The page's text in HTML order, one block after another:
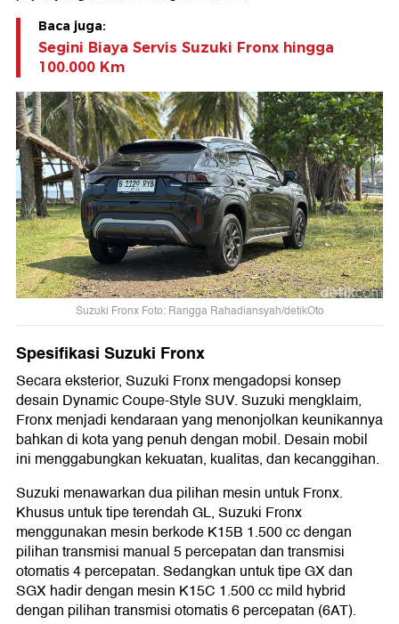
Baca juga:
Segini Biaya Servis Suzuki Fronx hingga
100.000 Km
Suzuki Fronx Foto: Rangga Rahadiansyah/detikOto
Spesifikasi Suzuki Fronx
Secara eksterior, Suzuki Fronx mengadopsi konsep
desain Dynamic Coupe-Style SUV. Suzuki mengklaim,
Fronx menjadi kendaraan yang menonjolkan keunikannya
bahkan di kota yang penuh dengan mobil. Desain mobil
ini menggabungkan kekuatan, kualitas, dan kecanggihan.
Suzuki menawarkan dua pilihan mesin untuk Fronx.
Khusus untuk tipe terendah GL, Suzuki Fronx
menggunakan mesin berkode K15B 1.500 cc dengan
pilihan transmisi manual 5 percepatan dan transmisi
otomatis 4 percepatan. Sedangkan untuk tipe GX dan
SGX hadir dengan mesin K15C 1.500 cc mild hybrid
dengan pilihan transmisi otomatis 6 percepatan (6AT).